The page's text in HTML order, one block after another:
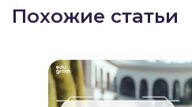
Похожие статьи